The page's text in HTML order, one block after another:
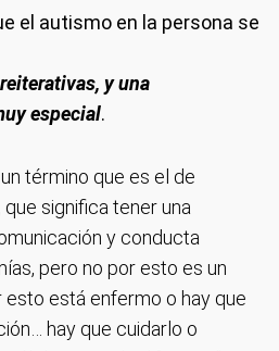
el autismo en la persona se
y una
especial.
término que es el de
que significa tener una
y conducta
pero no por esto es un
esto está enfermo o hay que
hay que cuidarlo o